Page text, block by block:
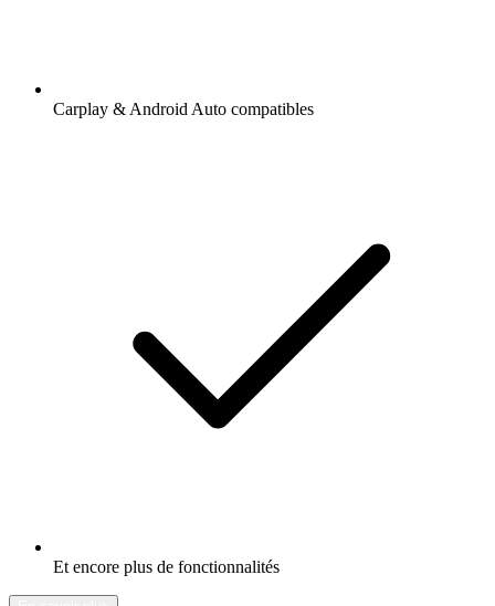
Carplay & Android Auto compatibles
Et encore plus de fonctionnalités